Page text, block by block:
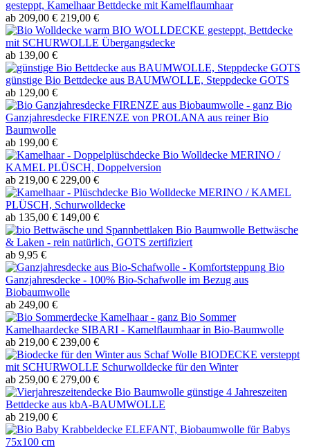
gesteppt, Kamelhaar Bettdecke mit Kamelflaumhaar
ab 209,00 € 219,00 €
BIO WOLLDECKE gesteppt, Bettdecke
mit SCHURWOLLE Übergangsdecke
ab 139,00 €
günstige Bio Bettdecke aus BAUMWOLLE, Steppdecke GOTS
ab 129,00 €
Bio
Ganzjahresdecke FIRENZE von PROLANA aus reiner Bio
Baumwolle
ab 199,00 €
Bio Wolldecke MERINO /
KAMEL PLÜSCH, Doppelversion
ab 219,00 € 229,00 €
Bio Wolldecke MERINO / KAMEL
PLÜSCH, Schurwolldecke
ab 135,00 € 149,00 €
Bio Baumwolle Bettwäsche
& Laken - rein natürlich, GOTS zertifiziert
ab 9,95 €
Bio
Ganzjahresdecke - 100% Bio-Schafwolle im Bezug aus
Biobaumwolle
ab 249,00 €
Bio Sommer
Kamelhaardecke SIBARI - Kamelflaumhaar in Bio-Baumwolle
ab 219,00 € 239,00 €
BIODECKE versteppt
mit SCHURWOLLE Schurwolldecke für den Winter
ab 259,00 € 279,00 €
günstige 4 Jahreszeiten
Bettdecke aus kbA-BAUMWOLLE
ab 219,00 €